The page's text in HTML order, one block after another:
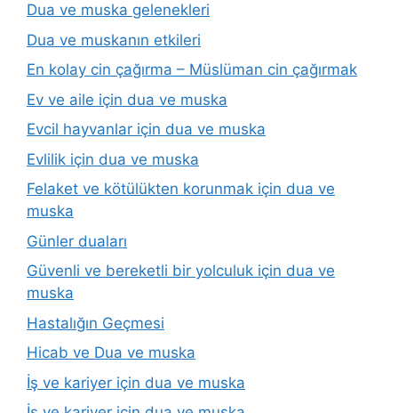
Dua ve muska gelenekleri
Dua ve muskanın etkileri
En kolay cin çağırma – Müslüman cin çağırmak
Ev ve aile için dua ve muska
Evcil hayvanlar için dua ve muska
Evlilik için dua ve muska
Felaket ve kötülükten korunmak için dua ve
muska
Günler duaları
Güvenli ve bereketli bir yolculuk için dua ve
muska
Hastalığın Geçmesi
Hicab ve Dua ve muska
İş ve kariyer için dua ve muska